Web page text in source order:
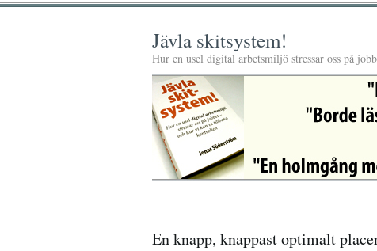
Jävla skitsystem!
Hur en usel digital arbetsmiljö stressar oss på
En knapp, knappast optimalt